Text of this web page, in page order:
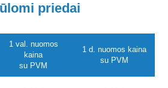
priedai
1 val. nuomos
kaina
su PVM
1 d. nuomos kaina
su PVM